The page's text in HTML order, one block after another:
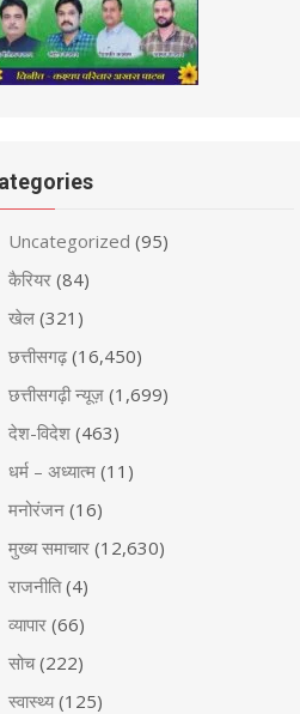
Uncategorized (95)
कैरियर (84)
खेल (321)
छत्तीसगढ़(16,450)
छत्तीसगढ़ी न्यूज़ (1,699)
देश-विदेश (463)
धर्म – अध्यात्म (11)
मनोरंजन (16)
मुख्य समाचार (12,630)
राजनीति(4)
व्यापार (66)
सोच(222)
स्वास्थ्य(125)